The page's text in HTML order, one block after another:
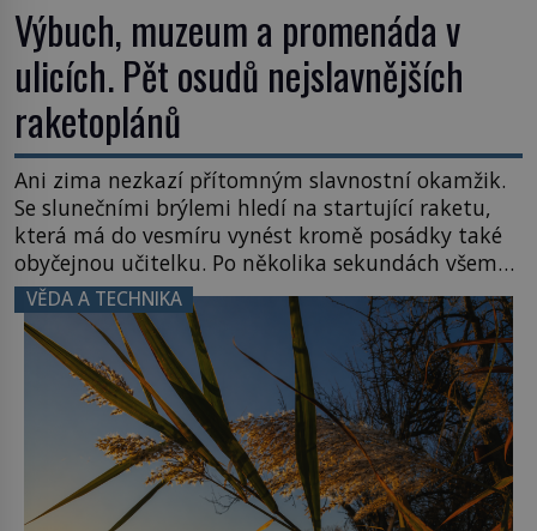
Výbuch, muzeum a promenáda v
ulicích. Pět osudů nejslavnějších
raketoplánů
Ani zima nezkazí přítomným slavnostní okamžik.
Se slunečními brýlemi hledí na startující raketu,
která má do vesmíru vynést kromě posádky také
obyčejnou učitelku. Po několika sekundách všem
ztuhnou úsměvy, stroj totiž exploduje. Jejich
konstrukce není z levného kraje, daňové
poplatníky stojí miliardy dolarů. Na druhou stranu
zvládnou jen představitelné věci. Na malé kousky
Název: Columbia První […]
VĚDA A TECHNIKA